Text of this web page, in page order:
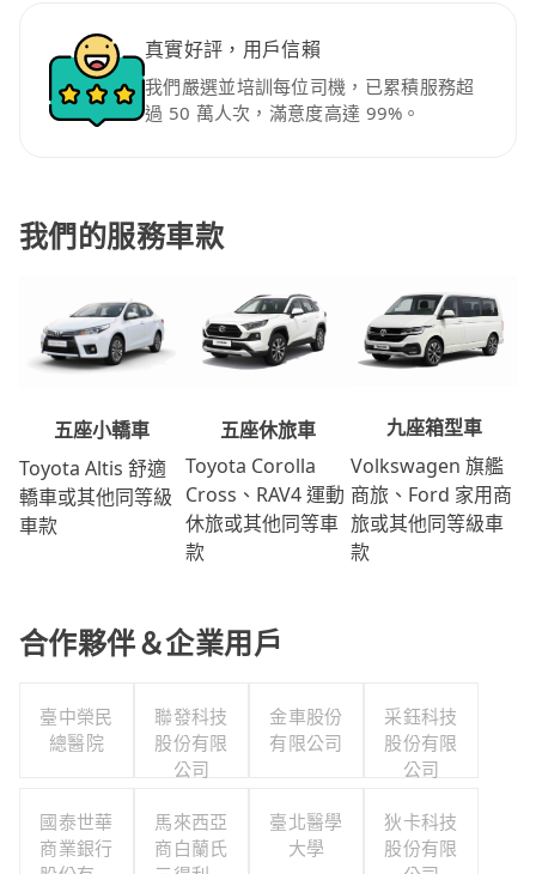
真實好評，用戶信賴
我們嚴選並培訓每位司機，已累積服務超
過 50 萬人次，滿意度高達 99%。
我們的服務車款
五座小轎車
Toyota Altis 舒適
轎車或其他同等級
車款
五座休旅車
Toyota Corolla
Cross、RAV4 運動
休旅或其他同等車
款
九座箱型車
Volkswagen 旗艦
商旅、Ford 家用商
旅或其他同等級車
款
合作夥伴＆企業用戶
臺中榮民
總醫院
聯發科技
股份有限
公司
金車股份
有限公司
采鈺科技
股份有限
公司
國泰世華
商業銀行
馬來西亞
商白蘭氏
臺北醫學
大學
狄卡科技
股份有限